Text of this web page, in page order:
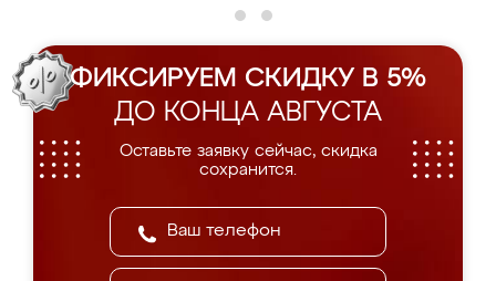
ФИКСИРУЕМ СКИДКУ В 5%
ДО КОНЦА АВГУСТА
Оставьте заявку сейчас, скидка
сохранится.